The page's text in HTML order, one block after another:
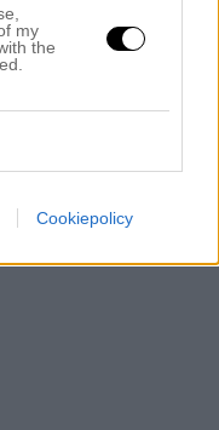
my
the
Cookiepolicy